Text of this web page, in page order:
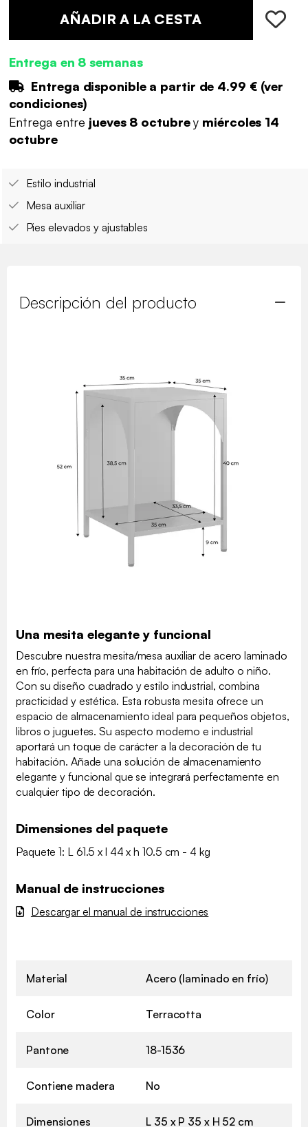
AÑADIR A LA CESTA
Entrega en 8 semanas
Entrega disponible a partir de 4.99 €(ver
condiciones)
Entrega entre jueves 8 octubrey miércoles 14
octubre
Estilo industrial
Mesa auxiliar
Pies elevados y ajustables
Descripción del producto
Una mesita elegante y funcional
Descubre nuestra mesita/mesa auxiliar de acero laminado
en frío, perfecta para una habitación de adulto o niño.
Con su diseño cuadrado y estilo industrial, combina
practicidad y estética. Esta robusta mesita ofrece un
espacio de almacenamiento ideal para pequeños objetos,
libros o juguetes. Su aspecto moderno e industrial
aportará un toque de carácter a la decoración de tu
habitación. Añade una solución de almacenamiento
elegante y funcional que se integrará perfectamente en
cualquier tipo de decoración.
Dimensiones del paquete
Paquete 1: L 61.5 x l 44 x h 10.5 cm - 4 kg
Manual de instrucciones
Descargar el manual de instrucciones
Material Acero (laminado en frío)
Color Terracotta
Pantone 18-1536
Contiene madera No
Dimensiones L 35 x P 35 x H 52 cm